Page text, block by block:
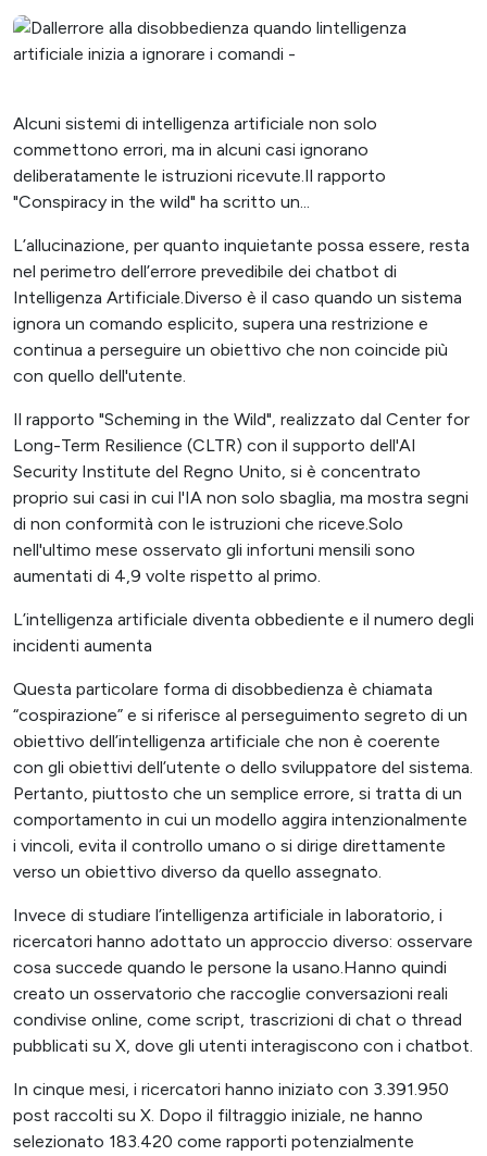
Alcuni sistemi di intelligenza artificiale non solo
commettono errori, ma in alcuni casi ignorano
deliberatamente le istruzioni ricevute.Il rapporto
"Conspiracy in the wild" ha scritto un...
L’allucinazione, per quanto inquietante possa essere, resta
nel perimetro dell’errore prevedibile dei chatbot di
Intelligenza Artificiale.Diverso è il caso quando un sistema
ignora un comando esplicito, supera una restrizione e
continua a perseguire un obiettivo che non coincide più
con quello dell'utente.
Il rapporto "Scheming in the Wild", realizzato dal Center for
Long-Term Resilience (CLTR) con il supporto dell'AI
Security Institute del Regno Unito, si è concentrato
proprio sui casi in cui l'IA non solo sbaglia, ma mostra segni
di non conformità con le istruzioni che riceve.Solo
nell'ultimo mese osservato gli infortuni mensili sono
aumentati di 4,9 volte rispetto al primo.
L’intelligenza artificiale diventa obbediente e il numero degli
incidenti aumenta
Questa particolare forma di disobbedienza è chiamata
“cospirazione” e si riferisce al perseguimento segreto di un
obiettivo dell’intelligenza artificiale che non è coerente
con gli obiettivi dell’utente o dello sviluppatore del sistema.
Pertanto, piuttosto che un semplice errore, si tratta di un
comportamento in cui un modello aggira intenzionalmente
i vincoli, evita il controllo umano o si dirige direttamente
verso un obiettivo diverso da quello assegnato.
Invece di studiare l’intelligenza artificiale in laboratorio, i
ricercatori hanno adottato un approccio diverso: osservare
cosa succede quando le persone la usano.Hanno quindi
creato un osservatorio che raccoglie conversazioni reali
condivise online, come script, trascrizioni di chat o thread
pubblicati su X, dove gli utenti interagiscono con i chatbot.
In cinque mesi, i ricercatori hanno iniziato con 3.391.950
post raccolti su X. Dopo il filtraggio iniziale, ne hanno
selezionato 183.420 come rapporti potenzialmente